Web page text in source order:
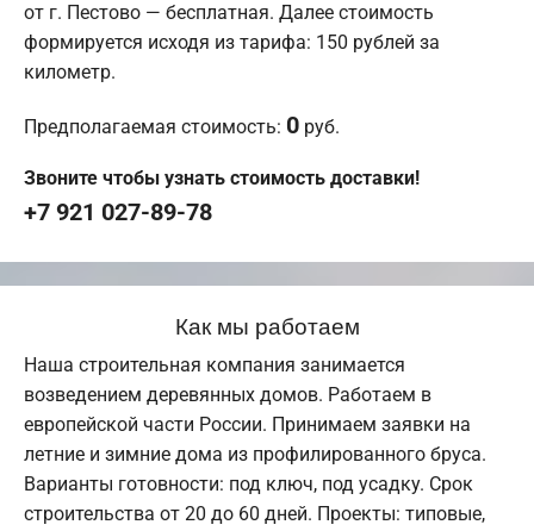
от г. Пестово — бесплатная. Далее стоимость
формируется исходя из тарифа: 150 рублей за
километр.
Предполагаемая стоимость: 0 руб.
Звоните чтобы узнать стоимость доставки!
+7 921 027-89-78
Как мы работаем
Наша строительная компания занимается
возведением деревянных домов. Работаем в
европейской части России. Принимаем заявки на
летние и зимние дома из профилированного бруса.
Варианты готовности: под ключ, под усадку. Срок
строительства от 20 до 60 дней. Проекты: типовые,